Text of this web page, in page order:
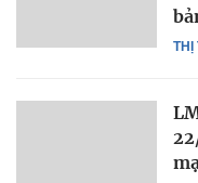
THỊ